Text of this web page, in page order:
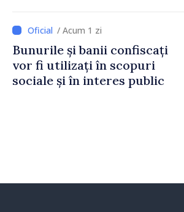
Irlandei de Nord, Fern
Horine / Acum 1 zi
Bunurile și banii confiscați
vor fi utilizați în scopuri
sociale și în interes public